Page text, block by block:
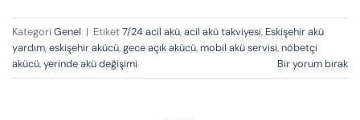
Kategori Genel | Etiket7/24 acil akü,acil akü takviyesi, Eskişehir akü
yardım,eskişehir akücü,gece açık akücü, mobil akü servisi, nöbetçi
akücü,yerinde akü değişimi Bir yorum bırak